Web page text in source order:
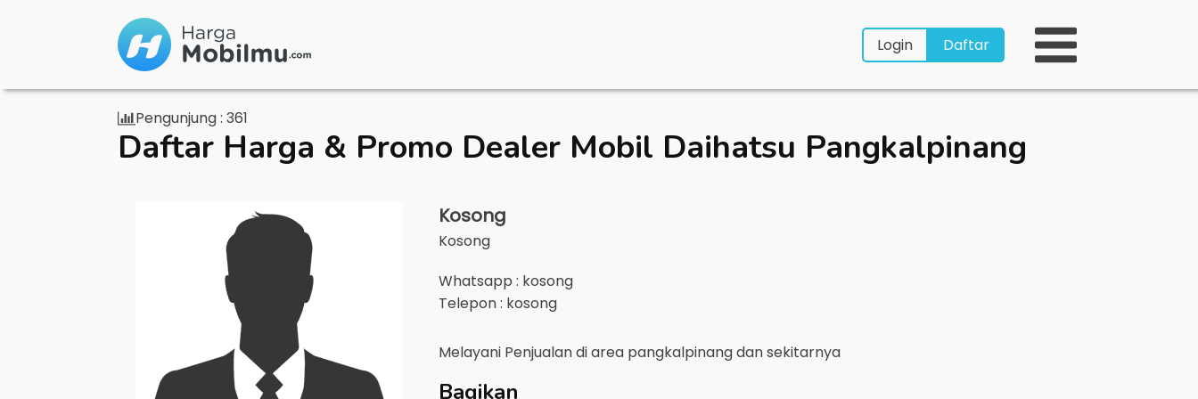
Login Daftar
Pengunjung : 361
Daftar Harga & Promo Dealer Mobil Daihatsu Pangkalpinang
Kosong
Kosong
Whatsapp : kosong
Telepon : kosong
Melayani Penjualan di area pangkalpinangdan sekitarnya
Bagikan